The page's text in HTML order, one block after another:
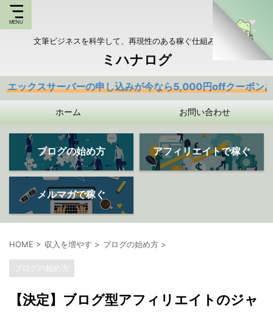
文筆ビジネスを科学して、再現性のある稼ぐ仕組みを持つ
ミハナログ
ーバーの申し込みが今なら5,000円offクーポンあり
ホーム お問い合わせ
ブログの始め方 アフィリエイトで稼ぐ
メルマガで稼ぐ
HOME > 収入を増やす > ブログの始め方 >
ブログの始め方
【決定】ブログ型アフィリエイトのジャ